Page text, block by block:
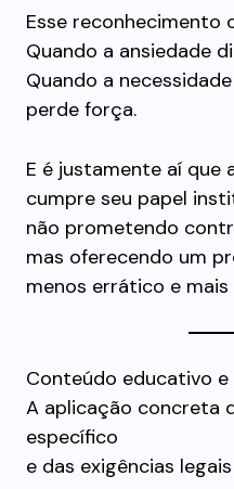
Esse reconhecimento
Quando a ansiedade
Quando a
perde força.
E é justamente aí que
cumpre seu papel
não prometendo
mas oferecendo um
menos errático e
Conteúdo educativo
A aplicação concreta
específico
e das exigências